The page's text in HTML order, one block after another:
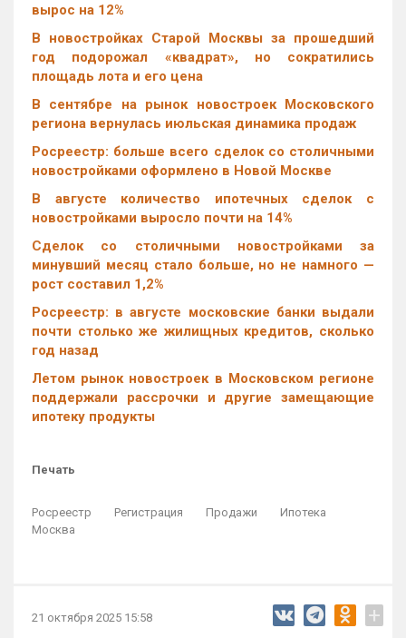
вырос на 12%
В новостройках Старой Москвы за прошедший
год подорожал «квадрат», но сократились
площадь лота и его цена
В сентябре на рынок новостроек Московского
региона вернулась июльская динамика продаж
Росреестр: больше всего сделок со столичными
новостройками оформлено в Новой Москве
В августе количество ипотечных сделок с
новостройками выросло почти на 14%
Cделок со столичными новостройками за
минувший месяц стало больше, но не намного —
рост составил 1,2%
Росреестр: в августе московские банки выдали
почти столько же жилищных кредитов, сколько
год назад
Летом рынок новостроек в Московском регионе
поддержали рассрочки и другие замещающие
ипотеку продукты
Печать
Росреестр Регистрация Продажи
Ипотека
Москва
21 октября 2025 15:58 +